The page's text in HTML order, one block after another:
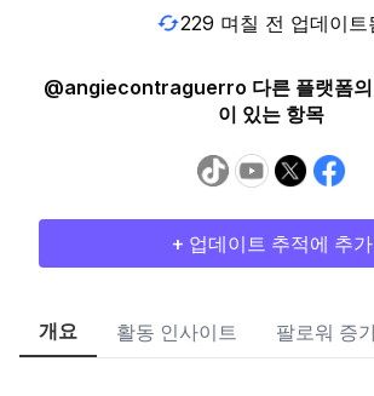
229 며칠 전 업데이트
@angiecontraguerro 다른 플랫폼의
이 있는 항목
+ 업데이트 추적에 추가
개요 활동 인사이트 팔로워 증